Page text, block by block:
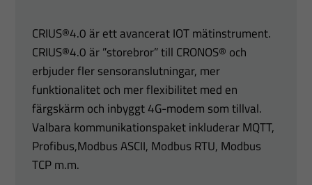
CRIUS®4.0 är ett avancerat IOT mätinstrument.
CRIUS®4.0 är ”storebror” till CRONOS® och
erbjuder fler sensoranslutningar, mer
funktionalitet och mer flexibilitet med en
färgskärm och inbyggt 4G-modem som tillval.
Valbara kommunikationspaket inkluderar MQTT,
Profibus,Modbus ASCII, Modbus RTU, Modbus
TCP m.m.